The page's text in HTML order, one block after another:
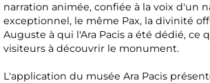
narration animée, confiée à la voix d'un
exceptionnel, le même Pax, la divinité
Auguste à qui l'Ara Pacis a été dédié, ce
visiteurs à découvrir le monument.
L'application du musée Ara Pacis